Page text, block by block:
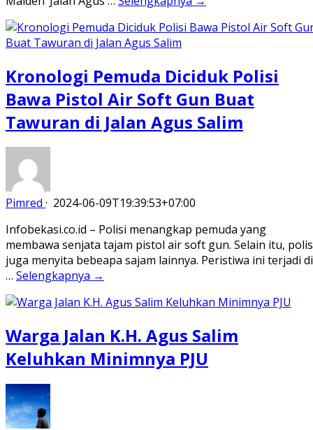
Kronologi Pemuda Diciduk Polisi
Bawa Pistol Air Soft Gun Buat
Tawuran di Jalan Agus Salim
Pimred · 2024-06-09T19:39:53+07:00
Infobekasi.co.id – Polisi menangkap pemuda yang
membawa senjata tajam pistol air soft gun. Selain itu,
juga menyita bebeapa sajam lainnya. Peristiwa ini terjadi di
… Selengkapnya →
Warga Jalan K.H. Agus Salim
Keluhkan Minimnya PJU